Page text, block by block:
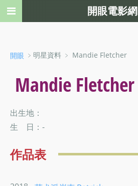
開眼 ﹥明星資料 ﹥ Mandie Fletcher
Mandie Fletcher
出生地：
生 日：-
作品表
開眼電影網